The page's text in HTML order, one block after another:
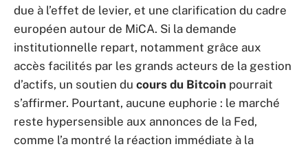
due à l’effet de levier, et une clarification du cadre
européen autour de MiCA. Si la demande
institutionnelle repart, notamment grâce aux
accès facilités par les grands acteurs de la gestion
d’actifs, un soutien du cours du Bitcoin pourrait
s’affirmer. Pourtant, aucune euphorie : le marché
reste hypersensible aux annonces de la Fed,
comme l’a montré la réaction immédiate à la